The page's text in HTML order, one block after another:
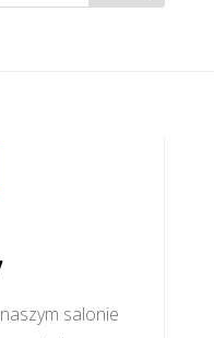
salonie